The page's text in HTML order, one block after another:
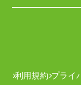
利用規約 プライ